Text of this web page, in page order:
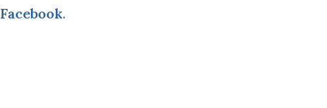
Facebook.